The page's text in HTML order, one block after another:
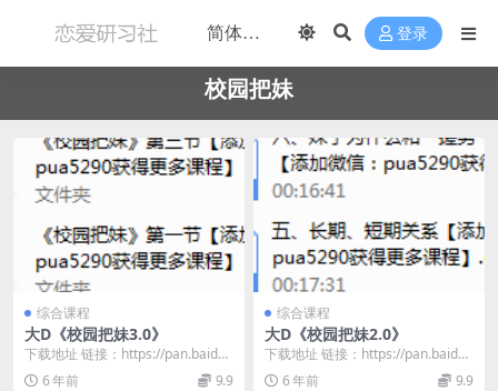
登录
校园把妹
综合课程
大D《校园把妹3.0》
下载地址 链接：https://pan.baidu.
com/s/1dn1Y7eu...
6 年前 9.9
综合课程
大D《校园把妹2.0》
下载地址 链接：https://pan.baidu.
com/s/1qubyLRO...
6 年前 9.9